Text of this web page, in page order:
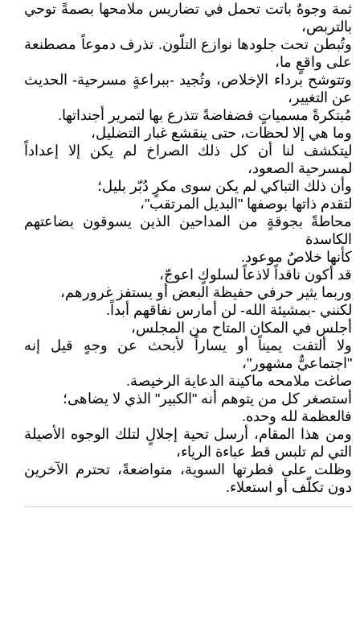
ثمة وجوهٌ باتت تحمل في تضاريس ملامحها بصمةً توحي
بالتربص،
وتُبطن تحت جلودها نوازع التلّون. تذرف دموعاً مصطنعة
على واقعٍ ما،
وتتوشح برداء الإخلاص، وتُجيد -ببراعةٍ مسرحية- الحديث
عن التغيير،
مُبتكرةً مسمياتٍ فضفاضةً تتذرع بها لتمرير أجنداتها.
وما هي إلا لحظات، حتى ينقشع غبار التضليل،
ليتكشف لنا أن كل ذلك الصراخ لم يكن إلا إعداداً
لمسرحية الصعود،
وأن ذلك التباكي لم يكن سوى مكرٍ دُبّر بليل؛
لتقدم ذاتها بوصفها "البديل المرتقب"،
محاطةً بجوقةٍ من المداحين الذين يسوقون بضاعتهم
الكاسدة
كأنها خلاصٌ موعود.
قد أكون ناقداً لاذعاً لسلوكٍ اعوجّ،
وربما يثير حرفي حفيظة البعض أو يستفز غرورهم،
لكنني -بمشيئة الله- لن أمارس نفاقهم أبداً.
أجلس في المكان المتاح من المجلس،
ولا ألتفت يميناً أو يساراً لأبحث عن وجهٍ قيل إنه
"اجتماعيٌّ مشهور"،
صاغت ملامحه ماكينة الدعاية الرخيصة.
أستصغر كل من يتوهم أنه "الكبير" الذي لا يضاهى؛
فالعظمة لله وحده.
ومن هذا المقام، أرسل تحية إجلالٍ لتلك الوجوه الأصيلة
التي لم تلبس قط عباءة الرياء،
وظلت على فطرتها السوية، متواضعةً، تحترم الآخرين
دون تكلّف أو استعلاء.